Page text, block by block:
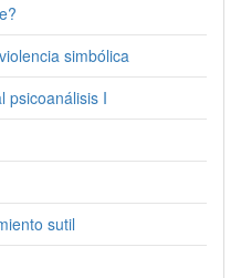
simbólica
psicoanálisis I
sutil